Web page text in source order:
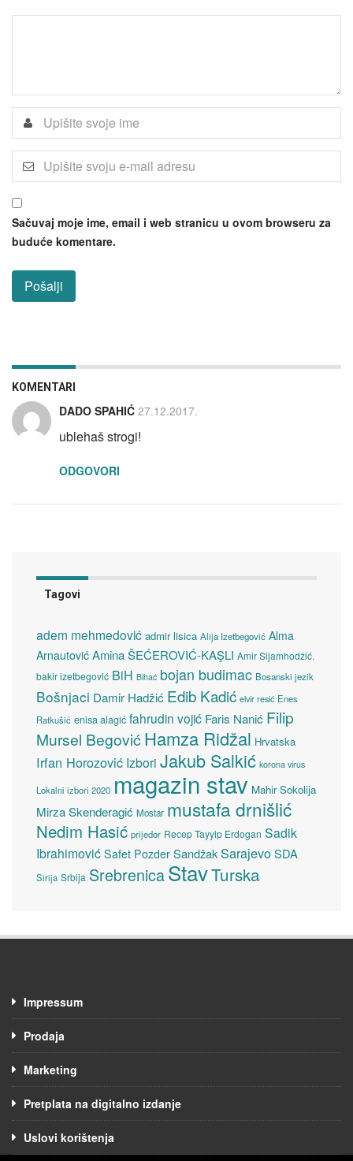
Sačuvaj moje ime, email i web stranicu u ovom browseru za
buduće komentare.
KOMENTARI
DADO SPAHIĆ 27.12.2017.
ublehaš strogi!
ODGOVORI
Tagovi
adem mehmedović admir lisica Alija Izetbegović Alma
Arnautović Amina ŠEĆEROVIĆ-KAŞLI Amir Sijamhodžić.
bakir izetbegović BiH Bihać bojan budimac Bosanski jezik
Bošnjaci Damir Hadžić Edib Kadić elvir resić Enes
Ratkušić enisa alagić fahrudin vojić Faris Nanić Filip
Mursel Begović Hamza Ridžal Hrvatska
Irfan Horozović Izbori Jakub Salkić korona virus
Lokalni izbori 2020 magazin stav Mahir Sokolija
Mirza Skenderagić Mostar mustafa drnišlić
Nedim Hasić prijedor Recep Tayyip Erdogan Sadik
Ibrahimović Safet Pozder SandžakSarajevoSDA
Sirija Srbija SrebrenicaStavTurska
Impressum
Prodaja
Marketing
Pretplata na digitalno izdanje
Uslovi korištenja